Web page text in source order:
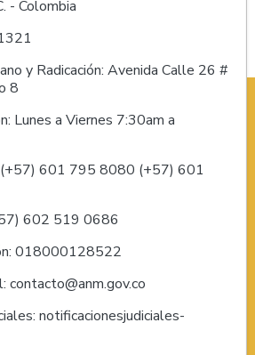
- Colombia
y Radicación: Avenida Calle 26 #
8
Lunes a Viernes 7:30am a
(+57) 601 795 8080 (+57) 601
602 519 0686
018000128522
contacto@anm.gov.co
notificacionesjudiciales-